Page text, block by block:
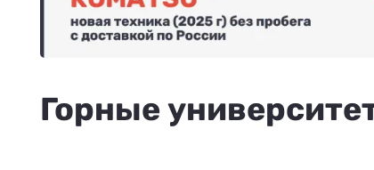
Горные